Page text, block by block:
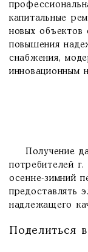
капитальные
новых объектов
повышения
снабжения,
инновационным
Получение
потребителей
осенне-зимний
предоставлять
надлежащего
Поделиться в